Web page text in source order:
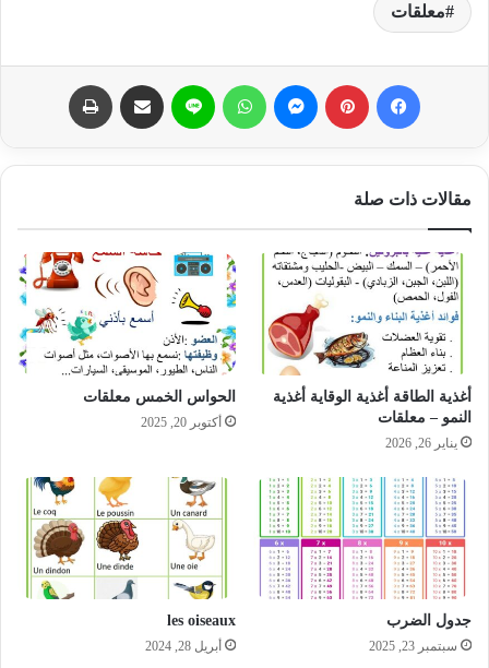
معلقات
مقالات ذات صلة
أغذية الطاقة أغذية الوقاية أغذية
النمو – معلقات
يناير 26, 2026
الحواس الخمس معلقات
أكتوبر 20, 2025
جدول الضرب
سبتمبر 23, 2025
les oiseaux
أبريل 28, 2024